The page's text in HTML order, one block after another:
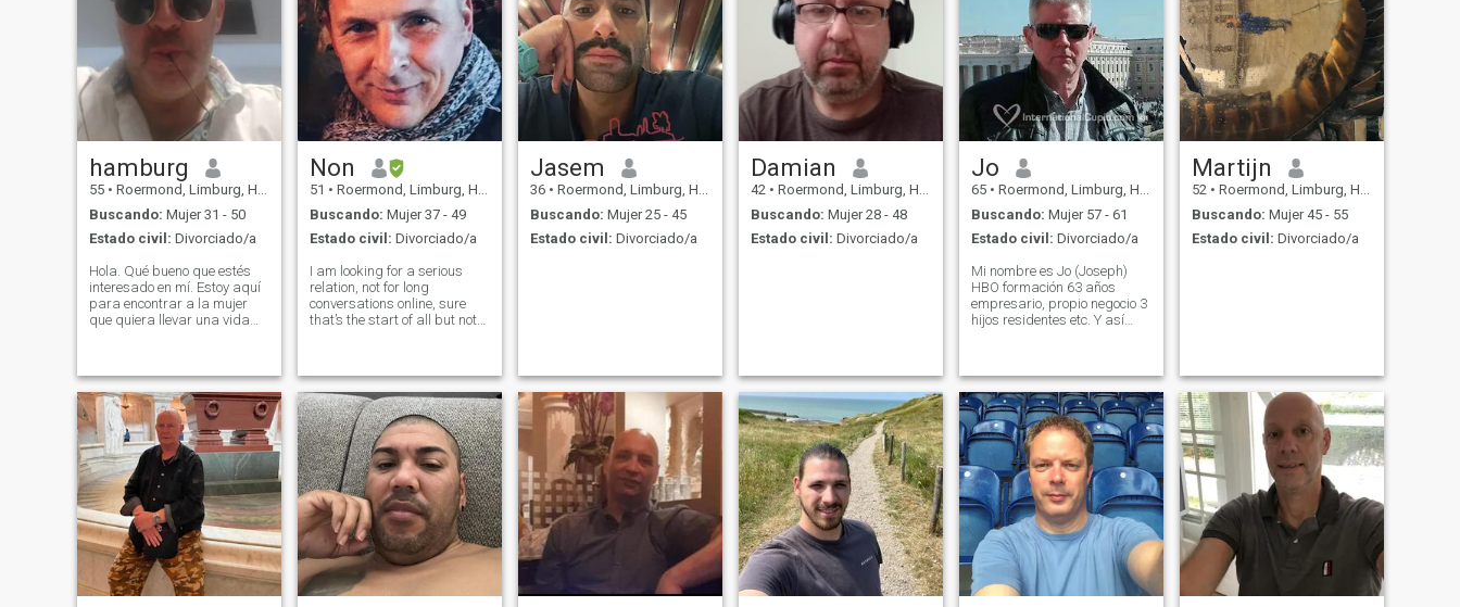
hamburg
55 • Roermond, Limburg, Holanda
Buscando: Mujer 31 - 50
Estado civil: Divorciado/a
Hola. Qué bueno que estés
interesado en mí. Estoy aquí
para encontrar a la mujer
que quiera llevar una vida
mañanas. sostén su
autobús en tu mano y llévale
un café a la ca
Non
51 • Roermond, Limburg, Holanda
Buscando: Mujer 37 - 49
Estado civil: Divorciado/a
I am looking for a serious
relation, not for long
conversations online, sure
that’s the start of all but not
a glass of wine 🍷 . A candle
🕯️ , a little fire an
Jasem
36 • Roermond, Limburg, Holanda
Buscando: Mujer 25 - 45
Estado civil: Divorciado/a
Damian
42 • Roermond, Limburg, Holanda
Buscando: Mujer 28 - 48
Estado civil: Divorciado/a
Jo
65 • Roermond, Limburg, Holanda
Buscando: Mujer 57 - 61
Estado civil: Divorciado/a
Mi nombre es Jo (Joseph)
HBO formación 63 años
empresario, propio negocio 3
hijos residentes etc. Y así
Martijn
52 • Roermond, Limburg, Holanda
Buscando: Mujer 45 - 55
Estado civil: Divorciado/a